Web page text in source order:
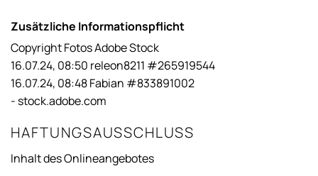
Zusätzliche Informationspflicht
Copyright Fotos Adobe Stock
16.07.24, 08:50 releon8211 #265919544
16.07.24, 08:48 Fabian #833891002
- stock.adobe.com
HAFTUNGSAUSSCHLUSS
Inhalt des Onlineangebotes